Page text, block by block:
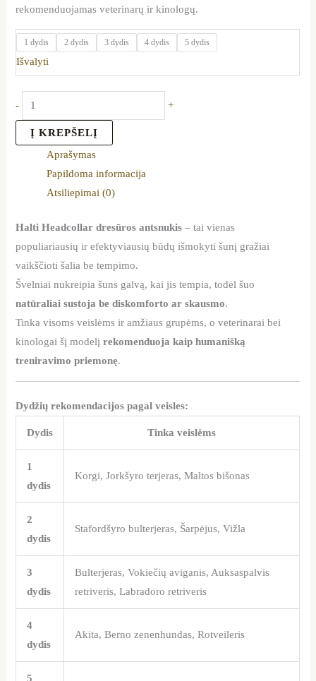
rekomenduojamas veterinarų ir kinologų.
1 dydis 2 dydis 3 dydis 4 dydis 5 dydis
Išvalyti
- +
Į KREPŠELĮ
Aprašymas
Papildoma informacija
Atsiliepimai (0)
Halti Headcollar dresūros antsnukis – tai vienas
populiariausių ir efektyviausių būdų išmokyti šunį gražiai
vaikščioti šalia be tempimo.
Švelniai nukreipia šuns galvą, kai jis tempia, todėl šuo
natūraliai sustoja be diskomforto ar skausmo.
Tinka visoms veislėms ir amžiaus grupėms, o veterinarai bei
kinologai šį modelįrekomenduoja kaip humanišką
treniravimo priemonę.
Dydžių rekomendacijos pagal veisles:
Dydis Tinka veislėms
1
dydis
Korgi, Jorkšyro terjeras, Maltos bišonas
2
dydis
Stafordšyro bulterjeras, Šarpėjus, Vižla
3
dydis
Bulterjeras, Vokiečių aviganis, Auksaspalvis
retriveris, Labradoro retriveris
4
dydis
Akita, Berno zenenhundas, Rotveileris
5